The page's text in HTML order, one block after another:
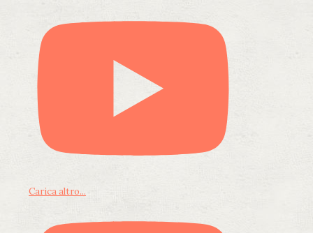
Carica altro...